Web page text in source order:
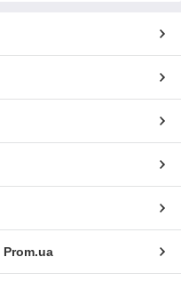
Prom.ua